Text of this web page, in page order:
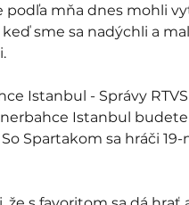
podľa mňa dnes mohli
sme sa nadýchli a
Istanbul - Správy
Istanbul
Spartakom sa hráči